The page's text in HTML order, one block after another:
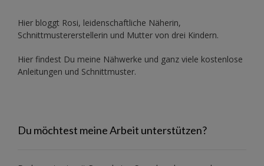
Hier bloggt Rosi, leidenschaftliche Näherin,
Schnittmustererstellerin und Mutter von drei Kindern.
Hier findest Du meine Nähwerke und ganz viele kostenlose
Anleitungen und Schnittmuster.
Du möchtest meine Arbeit unterstützen?